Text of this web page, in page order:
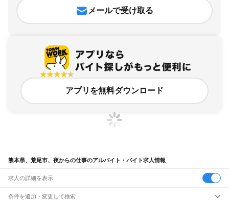
メールで受け取る
アプリを無料ダウンロード
熊本県、荒尾市、夜からの仕事のアルバイト・バイト求人情報
求人の詳細を表示
条件を追加・変更して検索